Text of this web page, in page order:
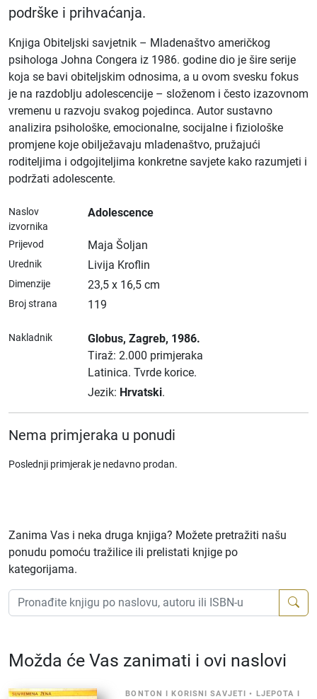
podrške i prihvaćanja.
Knjiga Obiteljski savjetnik – Mladenaštvo američkog
psihologa Johna Congera iz 1986. godine dio je šire serije
koja se bavi obiteljskim odnosima, a u ovom svesku fokus
je na razdoblju adolescencije – složenom i često izazovnom
vremenu u razvoju svakog pojedinca. Autor sustavno
analizira psihološke, emocionalne, socijalne i fiziološke
promjene koje obilježavaju mladenaštvo, pružajući
roditeljima i odgojiteljima konkretne savjete kako razumjeti i
podržati adolescente.
Naslov
izvornika
Adolescence
Prijevod Maja Šoljan
Urednik Livija Kroflin
Dimenzije 23,5 x 16,5 cm
Broj strana 119
Nakladnik Globus, Zagreb, 1986.
Tiraž: 2.000 primjeraka
Latinica. Tvrde korice.
Jezik: Hrvatski.
Nema primjeraka u ponudi
Poslednji primjerak je nedavno prodan.
Zanima Vas i neka druga knjiga? Možete pretražiti našu
ponudu pomoću tražilice ili prelistati knjige po
kategorijama.
Možda će Vas zanimati i ovi naslovi
BONTON I KORISNI SAVJETI • LJEPOTA I